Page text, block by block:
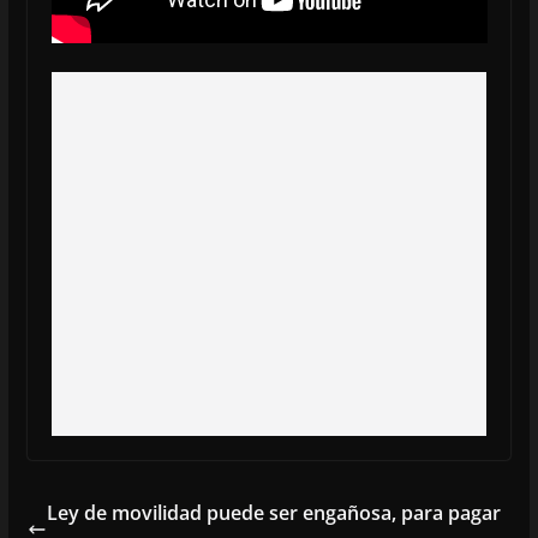
Ley de movilidad puede ser engañosa, para pagar